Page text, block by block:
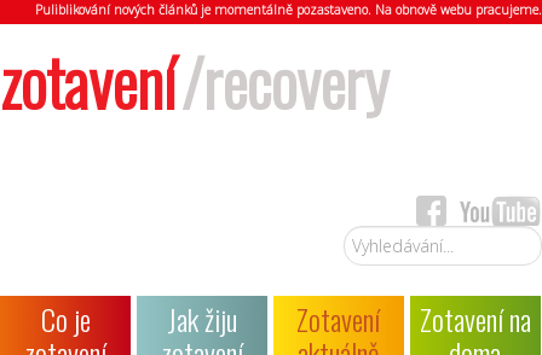
Puliblikování nových článků je momentálně pozastaveno. Na obnově webu pracujeme.
zotavení/recovery
Vyhledávání...
Co je Jak žiju Zotavení Zotavení na